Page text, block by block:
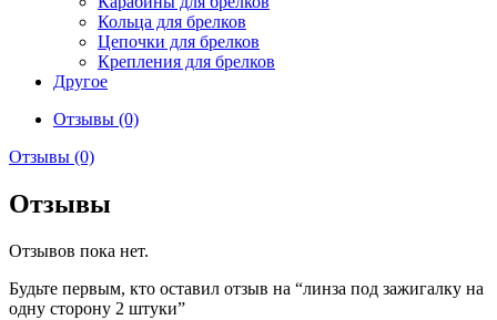
Кольца для брелков
Цепочки для брелков
Крепления для брелков
Другое
Отзывы (0)
Отзывы (0)
Отзывы
Отзывов пока нет.
Будьте первым, кто оставил отзыв на “линза под зажигалку на
одну сторону 2 штуки”